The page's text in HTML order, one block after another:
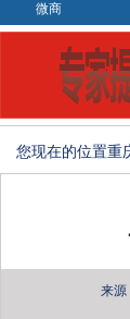
微商
您现在的位置重
来源